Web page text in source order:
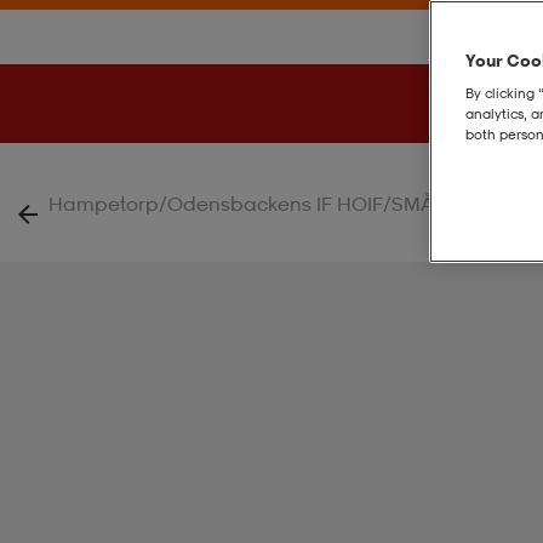
Hampetorp/Odensbackens IF HOIF/SMÅ IF/SIF
Your
By clicking
analytics,
both